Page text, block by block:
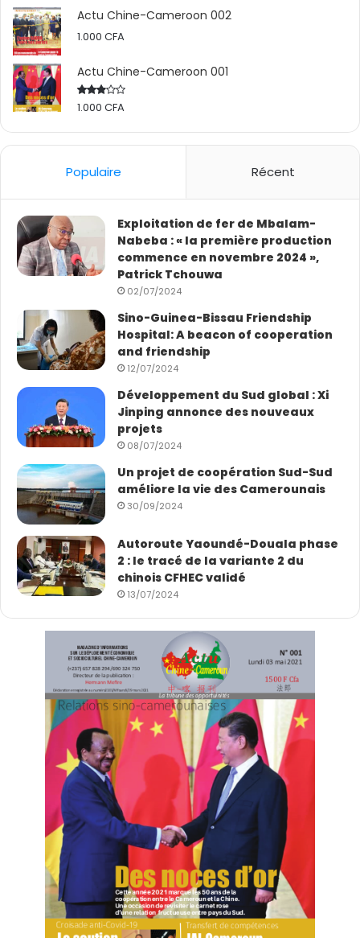
Actu Chine-Cameroon 002
1.000 CFA
Actu Chine-Cameroon 001
Rated
1.000 CFA
Populaire Récent
Exploitation de fer de Mbalam-
Nabeba : « la première production
commence en novembre 2024 »,
Patrick Tchouwa
02/07/2024
Sino-Guinea-Bissau Friendship
Hospital: A beacon of cooperation
and friendship
12/07/2024
Développement du Sud global : Xi
Jinping annonce des nouveaux
projets
08/07/2024
Un projet de coopération Sud-Sud
améliore la vie des Camerounais
30/09/2024
Autoroute Yaoundé-Douala phase
2 : le tracé de la variante 2 du
chinois CFHEC validé
13/07/2024